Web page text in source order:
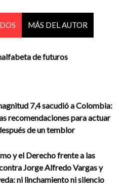
MÁS DEL AUTOR
de futuros
7,4 sacudió a Colombia:
recomendaciones para actuar
de un temblor
y el Derecho frente a las
Jorge Alfredo Vargas y
ni linchamiento ni silencio